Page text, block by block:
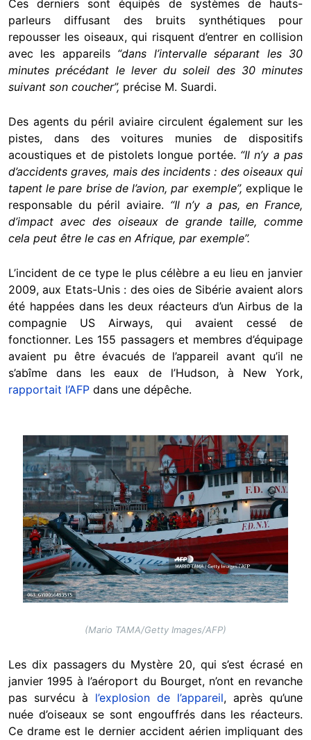
Ces derniers sont équipés de systèmes de hauts-
parleurs diffusant des bruits synthétiques pour
repousser les oiseaux, qui risquent d’entrer en collision
avec les appareils “dans l’intervalle séparant les 30
minutes précédant le lever du soleil des 30 minutes
suivant son coucher”, précise M. Suardi.
Des agents du péril aviaire circulent également sur les
pistes, dans des voitures munies de dispositifs
acoustiques et de pistolets longue portée. “Il n’y a pas
d’accidents graves, mais des incidents : des oiseaux qui
tapent le pare brise de l’avion, par exemple”, explique le
responsable du péril aviaire. “Il n’y a pas, en France,
d’impact avec des oiseaux de grande taille, comme
cela peut être le cas en Afrique, par exemple”.
L’incident de ce type le plus célèbre a eu lieu en janvier
2009, aux Etats-Unis : des oies de Sibérie avaient alors
été happées dans les deux réacteurs d’un Airbus de la
compagnie US Airways, qui avaient cessé de
fonctionner. Les 155 passagers et membres d’équipage
avaient pu être évacués de l’appareil avant qu’il ne
s’abîme dans les eaux de l’Hudson, à New York,
rapportait l’AFP dans une dépêche.
Image
(Mario TAMA/Getty Images/AFP)
Les dix passagers du Mystère 20, qui s’est écrasé en
janvier 1995 à l’aéroport du Bourget, n’ont en revanche
pas survécu à l’explosion de l’appareil, après qu’une
nuée d’oiseaux se sont engouffrés dans les réacteurs.
Ce drame est le dernier accident aérien impliquant des